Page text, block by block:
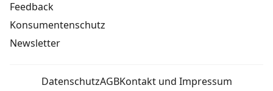
Feedback
Konsumentenschutz
Newsletter
DatenschutzAGBKontakt und Impressum